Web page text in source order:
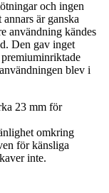
och ingen
är ganska
användning kändes
Den gav inget
blev i
omkring
för känsliga
inte.